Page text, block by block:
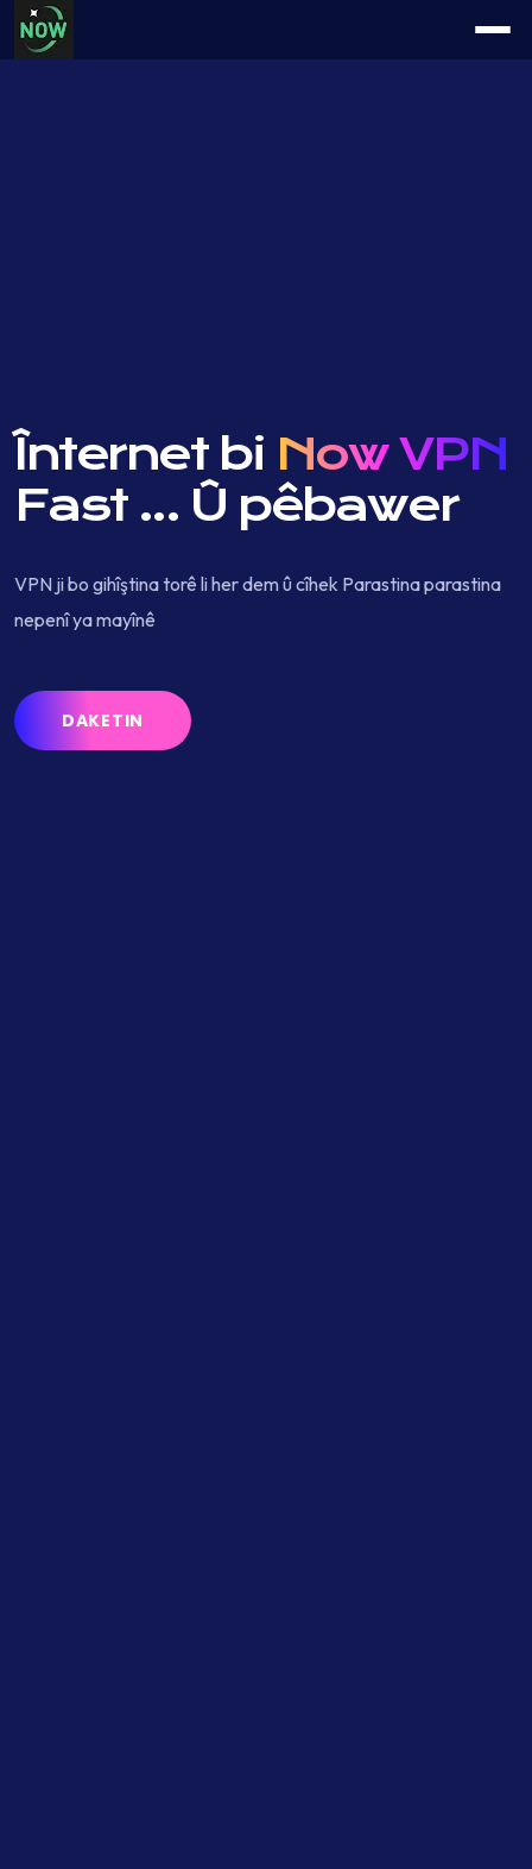
Înternet bi Now VPN
Fast ... Û pêbawer
VPN ji bo gihîştina torê li her dem û cîhek Parastina parastina
nepenî ya mayînê
DAKETIN